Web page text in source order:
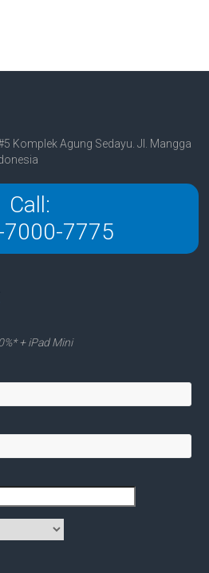
Komplek Agung Sedayu. Jl. Mangga
Call:
7775
+ iPad Mini